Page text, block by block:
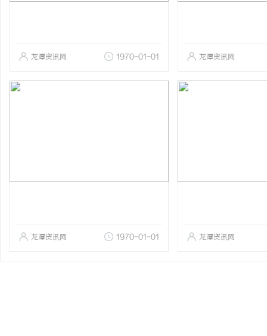
龙潭资讯网 1970-01-01 龙潭资讯网
龙潭资讯网 1970-01-01 龙潭资讯网